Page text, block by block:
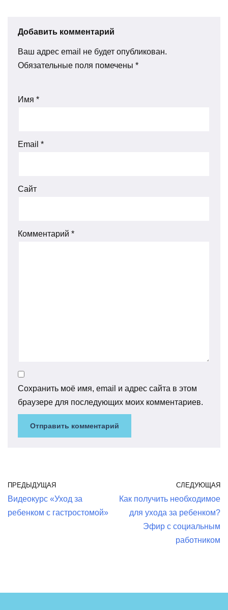
Добавить комментарий
Ваш адрес email не будет опубликован.
Обязательные поля помечены *
Имя *
Email *
Сайт
Комментарий *
Сохранить моё имя, email и адрес сайта в этом
браузере для последующих моих комментариев.
ПРЕДЫДУЩАЯ
Видеокурс «Уход за
ребенком с гастростомой»
СЛЕДУЮЩАЯ
Как получить необходимое
для ухода за ребенком?
Эфир с социальным
работником